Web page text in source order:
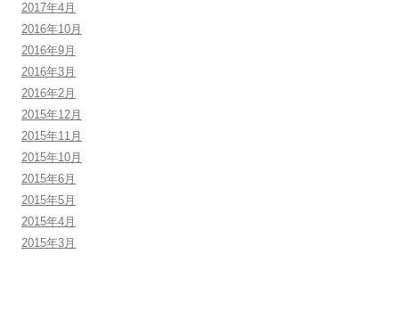
2017年4月
2016年10月
2016年9月
2016年3月
2016年2月
2015年12月
2015年11月
2015年10月
2015年6月
2015年5月
2015年4月
2015年3月